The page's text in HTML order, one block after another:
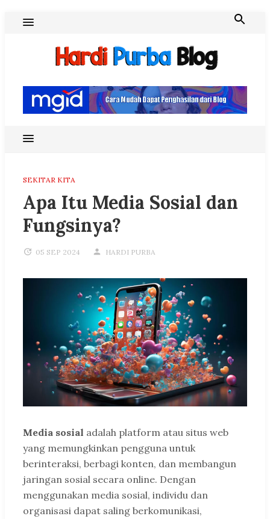
SEKITAR KITA
Apa Itu Media Sosial dan
Fungsinya?
05 SEP 2024 HARDI PURBA
Media sosial adalah platform atau situs web
yang memungkinkan pengguna untuk
berinteraksi, berbagi konten, dan membangun
jaringan sosial secara online. Dengan
menggunakan media sosial, individu dan
organisasi dapat saling berkomunikasi,